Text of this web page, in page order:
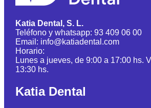
Katia Dental, S. L.
Teléfono y whatsapp: 93 409 06 00
Email: info@katiadental.com
Horario:
Lunes a jueves, de 9:00 a 17:00 hs.
13:30 hs.
Katia Dental